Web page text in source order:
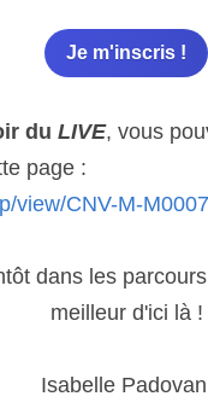
Je m'inscris !
du LIVE, vous
page :
view/CNV-M-M0007
dans les
meilleur d'ici là !
Isabelle